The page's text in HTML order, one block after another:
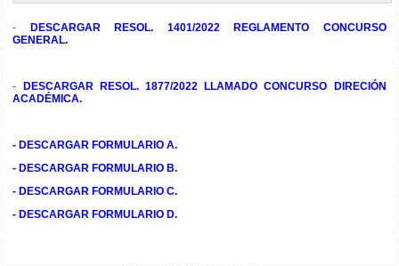
-
DESCARGAR RESOL. 1401/2022 REGLAMENTO CONCURSO
GENERAL.
-
DESCARGAR RESOL. 1877/2022 LLAMADO CONCURSO DIRECIÓN
ACADÉMICA.
- DESCARGAR FORMULARIO A.
- DESCARGAR FORMULARIO B.
- DESCARGAR FORMULARIO C.
- DESCARGAR FORMULARIO D.